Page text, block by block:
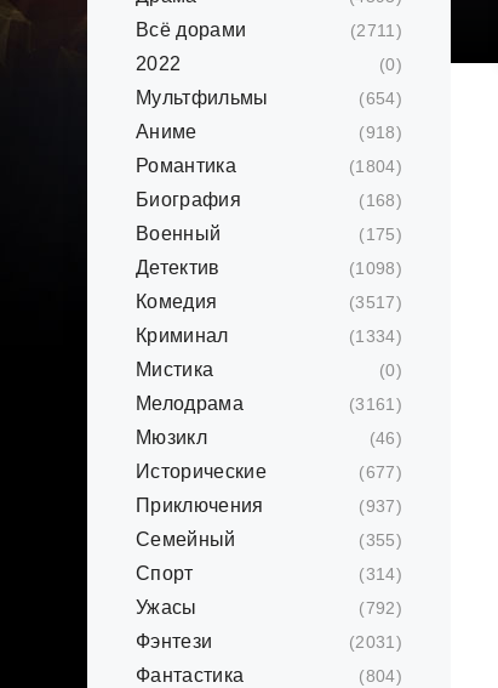
Всё дорами (2711)
2022 (0)
Мультфильмы (654)
Аниме (918)
Романтика (1804)
Биография (168)
Военный (175)
Детектив (1098)
Комедия (3517)
Криминал (1334)
Мистика (0)
Мелодрама (3161)
Мюзикл (46)
Исторические (677)
Приключения (937)
Семейный (355)
Спорт (314)
Ужасы (792)
Фэнтези (2031)
Фантастика (804)